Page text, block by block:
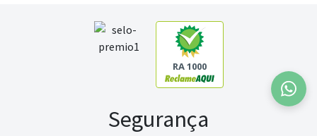
RA 1000
Segurança